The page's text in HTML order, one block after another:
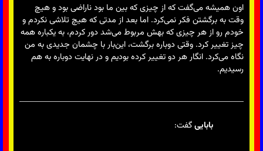
اون همیشه می‌گفت که از چیزی که بین ما بود ناراضی بود و هیچ
وقت به برگشتن فکر نمی‌کرد. اما بعد از مدتی که هیچ تلاشی نکردم و
خودم رو از هر چیزی که بهش مربوط می‌شد دور کردم، به یکباره همه
چیز تغییر کرد. وقتی دوباره برگشت، این‌بار با چشمان جدیدی به من
نگاه می‌کرد. انگار هر دو تغییر کرده بودیم و در نهایت دوباره به هم
رسیدیم.
باباییگفت: